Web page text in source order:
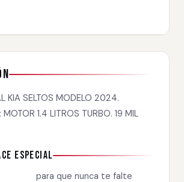
KIA SELTOS MODELO 2024.
MOTOR 1.4 LITROS TURBO. 19 MIL
especial
para que nunca te falte